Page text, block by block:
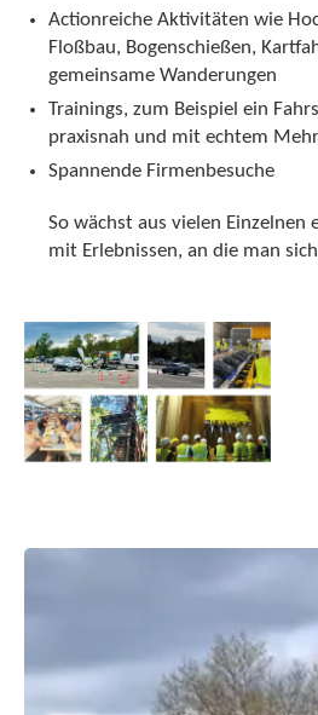
Actionreiche Aktivitäten wie
Floßbau, Bogenschießen,
gemeinsame Wanderungen
Trainings, zum Beispiel ein
praxisnah und mit echtem
Spannende Firmenbesuche
So wächst aus vielen Einzelnen
mit Erlebnissen, an die man